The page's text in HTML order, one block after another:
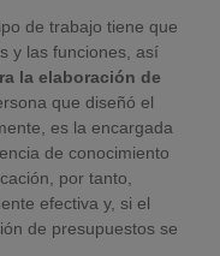
de trabajo tiene que
y las funciones, así
la elaboración de
que diseñó el
es la encargada
de conocimiento
por tanto,
efectiva y, si el
de presupuestos se